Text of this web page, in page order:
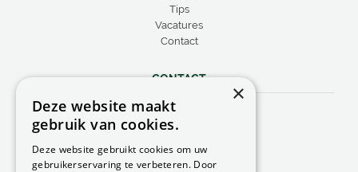
Tips
Vacatures
Contact
CONTACT
Peacock Garden Supports
Industrieweg 22
Nederland
×
Deze website maakt
gebruik van cookies.
Deze website gebruikt cookies om uw
gebruikerservaring te verbeteren. Door